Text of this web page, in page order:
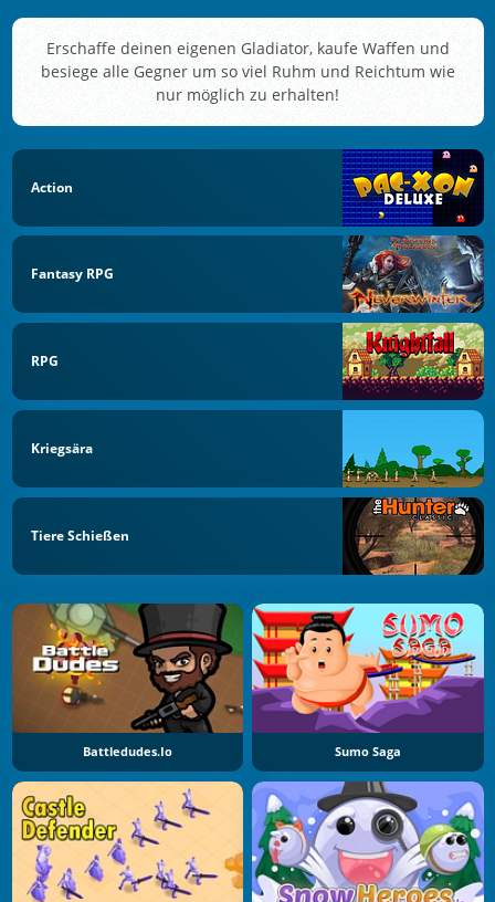
Erschaffe deinen eigenen Gladiator, kaufe Waffen und
besiege alle Gegner um so viel Ruhm und Reichtum wie
nur möglich zu erhalten!
Action
Fantasy RPG
RPG
Kriegsära
Tiere Schießen
Battledudes.io Sumo Saga